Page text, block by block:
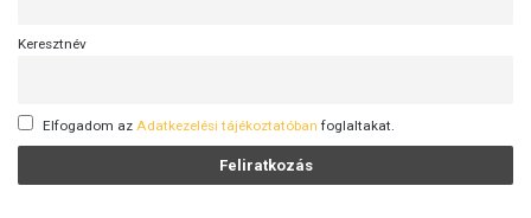
Keresztnév
Elfogadom az Adatkezelési tájékoztatóban foglaltakat.